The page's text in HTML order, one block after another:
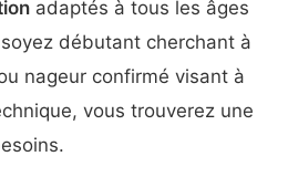
adaptés à tous les âges
débutant cherchant à
nageur confirmé visant à
vous trouverez une